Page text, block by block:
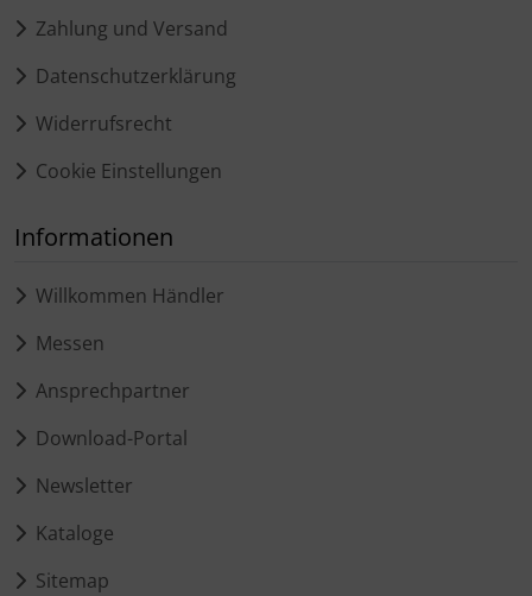
Zahlung und Versand
Datenschutzerklärung
Widerrufsrecht
Cookie Einstellungen
Informationen
Willkommen Händler
Messen
Ansprechpartner
Download-Portal
Newsletter
Kataloge
Sitemap